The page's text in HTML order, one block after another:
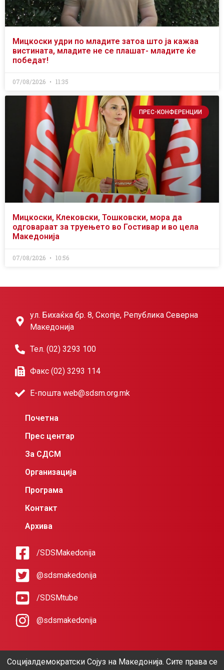
Мицкоски удри по младите затоа што ја кажаа
вистината, младите не се плашат- младите ќе
победат!
07/08/2026 11:35
ПРЕС-КОНФЕРЕНЦИИ
Мицкоски, Клековски, Тошковски, мора да
одговараат за труењето во Гостивар и во цела
Македонија
07/08/2026 10:56
ул. Бихаќка бр. 8, Скопје, Република Северна
Македонија
Тел. (02) 3293 100
Факс (02) 3293 114
Е-пошта web@sdsm.org.mk
Почетна
Прес центар
За СДСМ
Организација
Програма
Контакт
Архива
/SDSMakedonija
@sdsmakedonija
/SDSMtube
@sdsmakedonija
Социјалдемократски Сојуз на Македонија. Сите права се